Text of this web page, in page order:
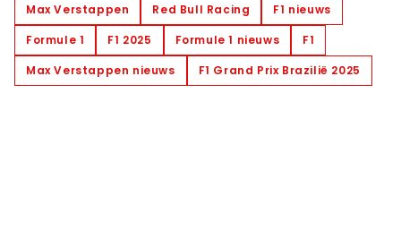
Max Verstappen Red Bull Racing
F1 nieuws
Formule 1
F1 2025 Formule 1 nieuws
F1
Max Verstappen nieuws
F1 Grand Prix Brazilië 2025